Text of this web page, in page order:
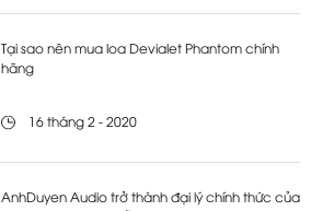
Tại sao nên mua loa Devialet Phantom chính
hãng
16 tháng 2 - 2020
AnhDuyen Audio trở thành đại lý chính thức của